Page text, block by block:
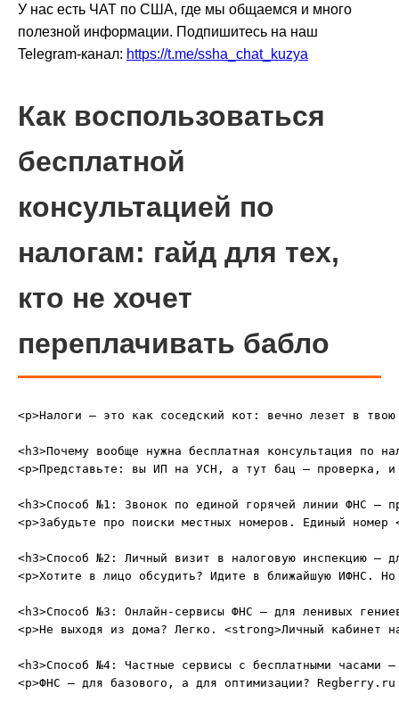
У нас есть ЧАТ по США, где мы общаемся и много
полезной информации. Подпишитесь на наш
Telegram-канал: https://t.me/ssha_chat_kuzya
Как воспользоваться
бесплатной
консультацией по
налогам: гайд для тех,
кто не хочет
переплачивать бабло
<p>Налоги — это как соседский кот: вечно лезет в
<h3>Почему вообще нужна бесплатная консультация по
<p>Представьте: вы ИП на УСН, а тут бац — проверка, и
<h3>Способ №1: Звонок по единой горячей линии ФНС —
<p>Забудьте про поиски местных номеров. Единый
<h3>Способ №2: Личный визит в налоговую инспекцию —
<p>Хотите в лицо обсудить? Идите в ближайшую ИФНС.
<h3>Способ №3: Онлайн-сервисы ФНС — для ленивых
<p>Не выходя из дома? Легко. <strong>Личный
<h3>Способ №4: Частные сервисы с бесплатными часами
<p>ФНС — для базового, а для оптимизации?